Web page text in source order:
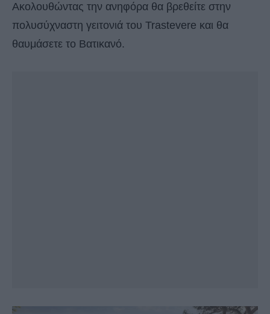
Ακολουθώντας την ανηφόρα θα βρεθείτε στην
πολυσύχναστη γειτονιά του Trastevere και θα
θαυμάσετε το Βατικανό.